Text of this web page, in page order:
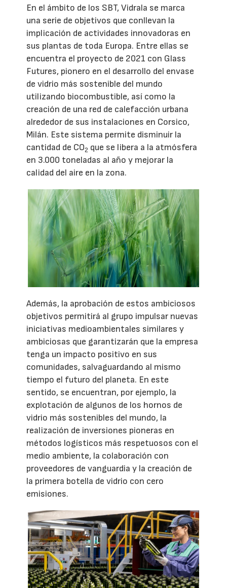
En el ámbito de los SBT, Vidrala se marca
una serie de objetivos que conllevan la
implicación de actividades innovadoras en
sus plantas de toda Europa. Entre ellas se
encuentra el proyecto de 2021 con Glass
Futures, pionero en el desarrollo del envase
de vidrio más sostenible del mundo
utilizando biocombustible, así como la
creación de una red de calefacción urbana
alrededor de sus instalaciones en Corsico,
Milán. Este sistema permite disminuir la
cantidad de CO2 que se libera a la atmósfera
en 3.000 toneladas al año y mejorar la
calidad del aire en la zona.
Además, la aprobación de estos ambiciosos
objetivos permitirá al grupo impulsar nuevas
iniciativas medioambientales similares y
ambiciosas que garantizarán que la empresa
tenga un impacto positivo en sus
comunidades, salvaguardando al mismo
tiempo el futuro del planeta. En este
sentido, se encuentran, por ejemplo, la
explotación de algunos de los hornos de
vidrio más sostenibles del mundo, la
realización de inversiones pioneras en
métodos logísticos más respetuosos con el
medio ambiente, la colaboración con
proveedores de vanguardia y la creación de
la primera botella de vidrio con cero
emisiones.